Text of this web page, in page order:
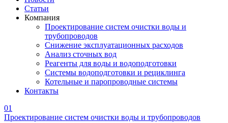
Статьи
Компания
Проектирование систем очистки воды и
трубопроводов
Снижение эксплуатационных расходов
Анализ сточных вод
Реагенты для воды и водоподготовки
Системы водоподготовки и рециклинга
Котельные и паропроводные системы
Контакты
01
Проектирование систем очистки воды и трубопроводов